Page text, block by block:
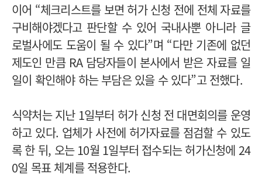
이어 “체크리스트를 보면 허가 신청 전에 전체 자료를
구비해야겠다고 판단할 수 있어 국내사뿐 아니라 글
로벌사에도 도움이 될 수 있다”며 “다만 기존에 없던
제도인 만큼 RA 담당자들이 본사에서 받은 자료를 일
일이 확인해야 하는 부담은 있을 수 있다”고 전했다.
식약처는 지난 1일부터 허가 신청 전 대면회의를 운영
하고 있다. 업체가 사전에 허가자료를 점검할 수 있도
록 한 뒤, 오는 10월 1일부터 접수되는 허가신청에 24
0일 목표 체계를 적용한다.